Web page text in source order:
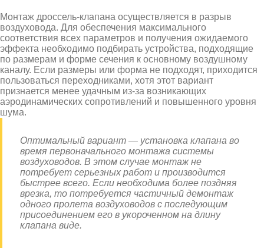
Монтаж дроссель-клапана осуществляется в разрыв
воздуховода. Для обеспечения максимального
соответствия всех параметров и получения ожидаемого
эффекта необходимо подбирать устройства, подходящие
по размерам и форме сечения к основному воздушному
каналу. Если размеры или форма не подходят, приходится
пользоваться переходниками, хотя этот вариант
признается менее удачным из-за возникающих
аэродинамических сопротивлений и повышенного уровня
шума.
Оптимальный вариант — установка клапана во
время первоначального монтажа системы
воздуховодов. В этом случае монтаж не
потребует серьезных работ и производится
быстрее всего. Если необходима более поздняя
врезка, то потребуется частичный демонтаж
одного пролета воздуховодов с последующим
присоединением его в укороченном на длину
клапана виде.